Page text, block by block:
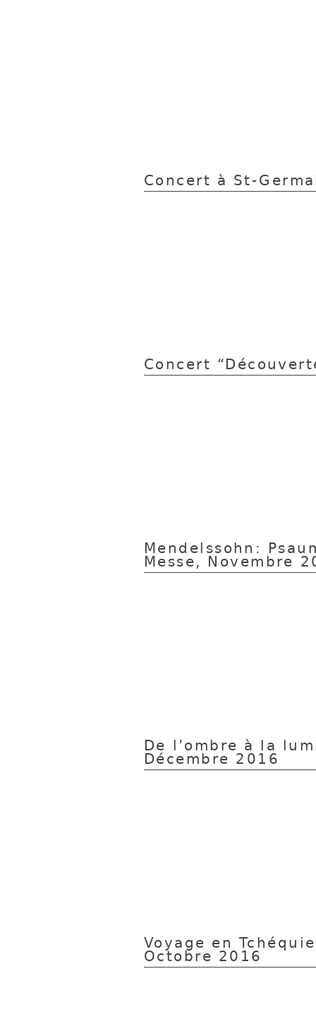
Concert à St-
Concert
Mendelssohn:
Messe, Novembre
De l’ombre à la
Décembre 2016
Voyage en
Octobre 2016